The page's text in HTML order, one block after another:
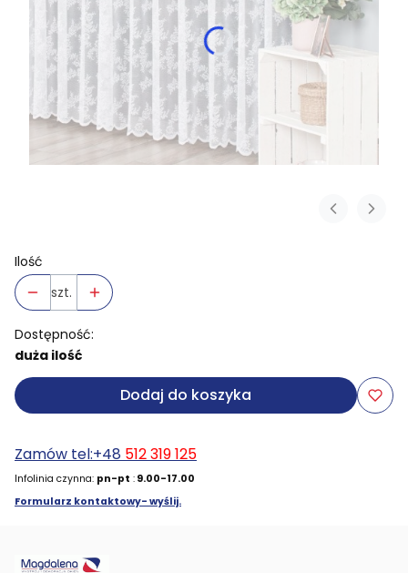
Ilość
szt.
Dostępność:
duża ilość
Dodaj do koszyka
Zamów tel:+48 512 319 125
Infolinia czynna: pn-pt : 9.00-17.00
Formularz kontaktowy- wyślij.